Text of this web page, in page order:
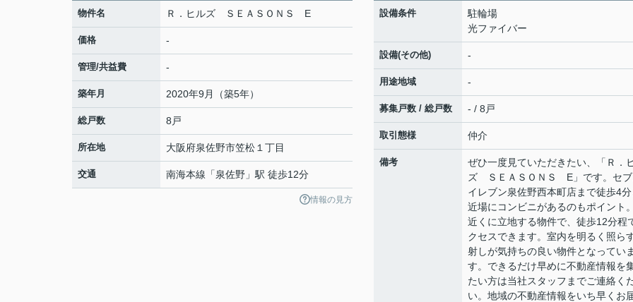
物件名 Ｒ．ヒルズ ＳＥＡＳＯＮＳ E
価格 -
管理/共益費 -
築年月 2020年9月（築5年）
総戸数 8戸
所在地 大阪府泉佐野市笠松 １丁目
交通 南海本線 「泉佐野 」駅 徒歩12分
情報の見方
設備条件
駐輪場
光ファイバー
設備(その他) -
用途地域 -
募集戸数 / 総戸数 - / 8戸
取引態様 仲介
備考
ぜひ一度見ていただきたい、「Ｒ．
ズ ＳＥＡＳＯＮＳ E」です。セブ
イレブン泉佐野西本町店まで徒歩4分
近場にコンビニがあるのもポイント
近くに立地する物件で、徒歩12分程
クセスできます。室内を明るく照ら
射しが気持ちの良い物件となっていま
す。できるだけ早めに不動産情報を
たい方は当社スタッフまでご連絡く
い。地域の不動産情報をいち早くお